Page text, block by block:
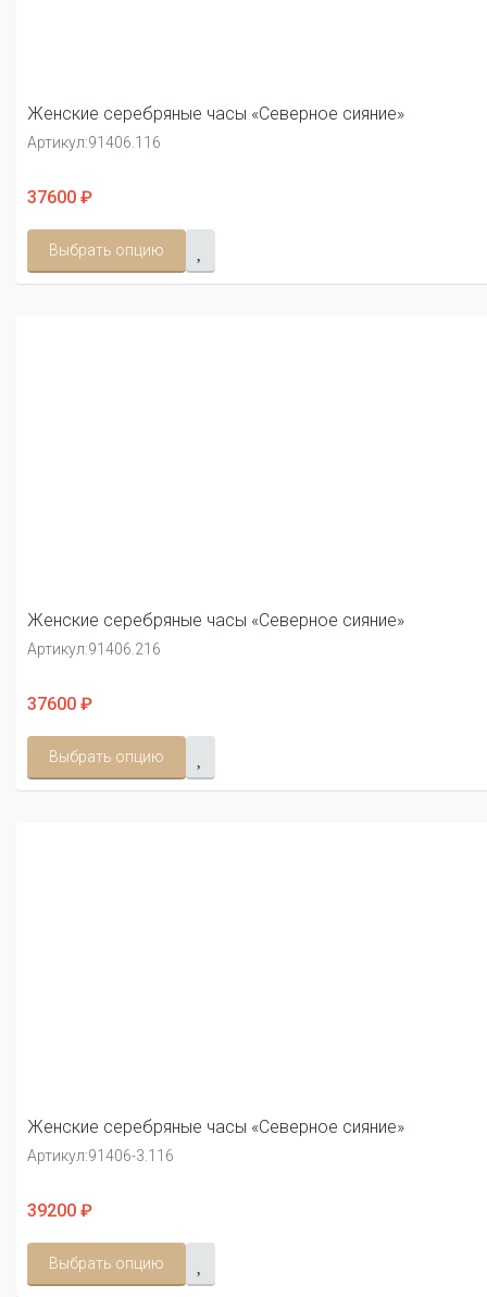
Женские серебряные часы «Северное сияние»
Артикул:91406.116
37600 ₽
Выбрать опцию
Женские серебряные часы «Северное сияние»
Артикул:91406.216
37600 ₽
Выбрать опцию
Женские серебряные часы «Северное сияние»
Артикул:91406-3.116
39200 ₽
Выбрать опцию